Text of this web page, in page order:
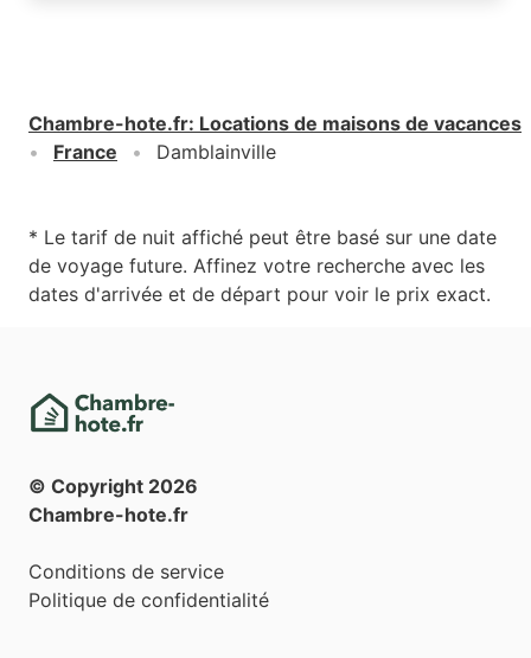
Chambre-hote.fr: Locations de maisons de vacances
France
Damblainville
* Le tarif de nuit affiché peut être basé sur une date
de voyage future. Affinez votre recherche avec les
dates d'arrivée et de départ pour voir le prix exact.
© Copyright 2026
Chambre-hote.fr
Conditions de service
Politique de confidentialité